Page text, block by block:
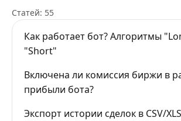
Статей: 55
Как работает бот? Алгоритмы
"Short"
Включена ли комиссия биржи в
прибыли бота?
Экспорт истории сделок в CSV/